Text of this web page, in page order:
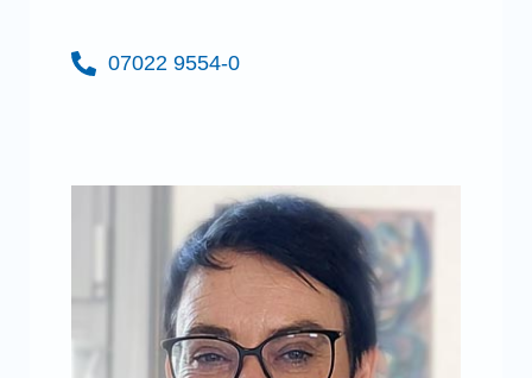
07022 9554-0